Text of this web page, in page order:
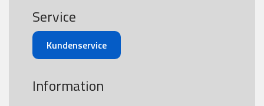
Service
Kundenservice
Information